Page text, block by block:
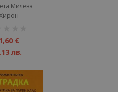
А, Е, М...
Милева
Хирон
1,60 €
лв.